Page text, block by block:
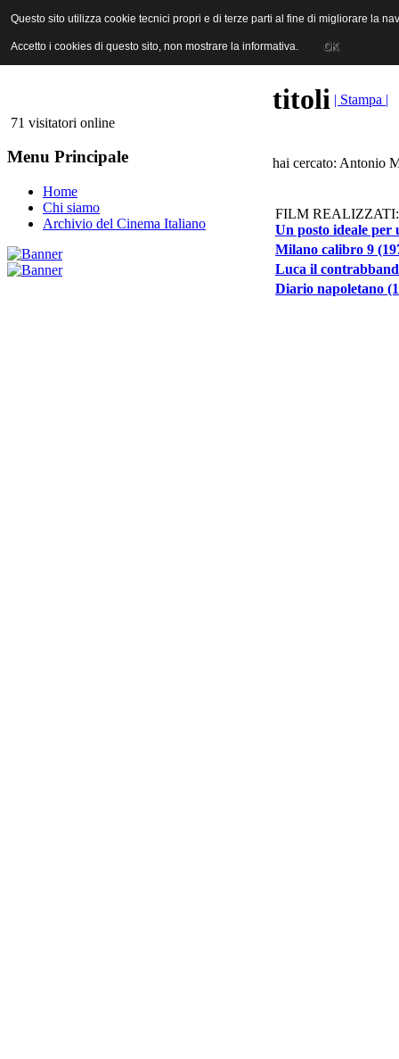
ANICA | Associazione Nazionale Industrie Cinematografiche
71 visitatori online
Menu Principale
Home
Chi siamo
Archivio del Cinema Italiano
titoli | Stampa |
hai cercato: Antonio
FILM REALIZZATI:
Un posto ideale per
Milano calibro 9
Luca il
Diario napoletano
Questo sito utilizza cookie tecnici propri e di terze parti al fine di migliorare la
Accetto i cookies di questo sito, non mostrare la informativa. OK
Questo sito utilizza cookie tecnici propri e di terze parti al fine di migliorare la
Accetto i cookies di questo sito, non mostrare la informativa. OK